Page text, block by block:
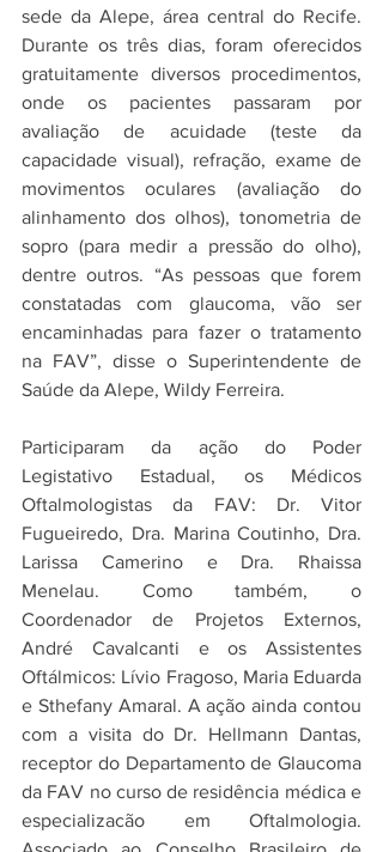
sede da Alepe, área central do Recife.
Durante os três dias, foram oferecidos
gratuitamente diversos procedimentos,
onde os pacientes passaram por
avaliação de acuidade (teste da
capacidade visual), refração, exame de
movimentos oculares (avaliação do
alinhamento dos olhos), tonometria de
sopro (para medir a pressão do olho),
dentre outros. “As pessoas que forem
constatadas com glaucoma, vão ser
encaminhadas para fazer o tratamento
na FAV”, disse o Superintendente de
Saúde da Alepe, Wildy Ferreira.
Participaram da ação do Poder
Legistativo Estadual, os Médicos
Oftalmologistas da FAV: Dr. Vitor
Fugueiredo, Dra. Marina Coutinho, Dra.
Larissa Camerino e Dra. Rhaissa
Menelau. Como também, o
Coordenador de Projetos Externos,
André Cavalcanti e os Assistentes
Oftálmicos: Lívio Fragoso, Maria Eduarda
e Sthefany Amaral. A ação ainda contou
com a visita do Dr. Hellmann Dantas,
receptor do Departamento de Glaucoma
da FAV no curso de residência médica e
especializacão em Oftalmologia.